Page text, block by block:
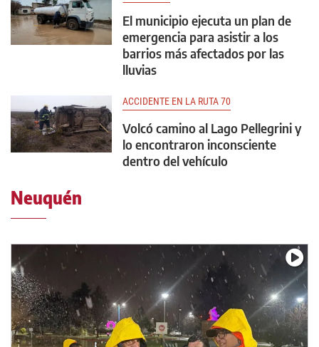
El municipio ejecuta un plan de
emergencia para asistir a los
barrios más afectados por las
lluvias
ACCIDENTE EN LA RUTA 70
Volcó camino al Lago Pellegrini y
lo encontraron inconsciente
dentro del vehículo
Neuquén